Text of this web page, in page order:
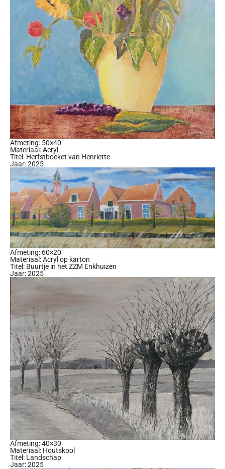
Afmeting: 50×40
Materiaal: Acryl
Titel: Herfstboeket van Henriette
Jaar: 2025
Afmeting: 60×20
Materiaal: Acryl op karton
Titel: Buurtje in het ZZM Enkhuizen
Jaar: 2025
Afmeting: 40×30
Materiaal: Houtskool
Titel: Landschap
Jaar: 2025